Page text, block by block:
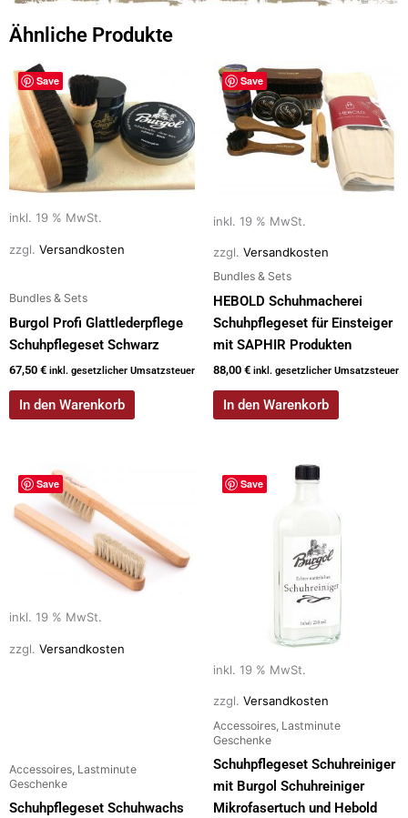
Ähnliche Produkte
Save
inkl. 19 % MwSt.
zzgl. Versandkosten
Bundles & Sets
Burgol Profi Glattlederpflege
Schuhpflegeset Schwarz
67,50 € inkl. gesetzlicher Umsatzsteuer
In den Warenkorb
Save
inkl. 19 % MwSt.
zzgl. Versandkosten
Bundles & Sets
HEBOLD Schuhmacherei
Schuhpflegeset für Einsteiger
mit SAPHIR Produkten
88,00 € inkl. gesetzlicher Umsatzsteuer
In den Warenkorb
Save
inkl. 19 % MwSt.
zzgl. Versandkosten
Accessoires, Lastminute
Geschenke
Schuhpflegeset Schuhwachs
Save
inkl. 19 % MwSt.
zzgl. Versandkosten
Accessoires, Lastminute
Geschenke
Schuhpflegeset Schuhreiniger
mit Burgol Schuhreiniger
Mikrofasertuch und Hebold